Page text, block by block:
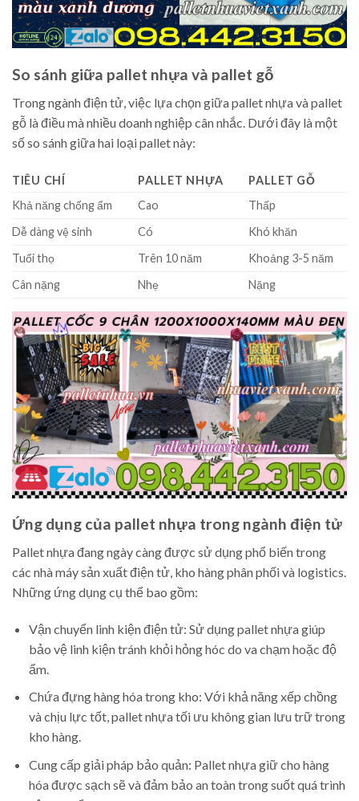
So sánh giữa pallet nhựa và pallet gỗ
Trong ngành điện tử, việc lựa chọn giữa pallet nhựa và pallet
gỗ là điều mà nhiều doanh nghiệp cân nhắc. Dưới đây là một
số so sánh giữa hai loại pallet này:
TIÊU CHÍ PALLET NHỰA
PALLET GỖ
Khả năng chống ẩm
Cao
Thấp
Dễ dàng vệ sinh
Có
Khó khăn
Tuổi thọ
Trên 10 năm
Khoảng 3-5 năm
Cân nặng
Nhẹ Nặng
Ứng dụng của pallet nhựa trong ngành điện tử
Pallet nhựa đang ngày càng được sử dụng phổ biến trong
các nhà máy sản xuất điện tử, kho hàng phân phối và logistics.
Những ứng dụng cụ thể bao gồm:
Vận chuyển linh kiện điện tử: Sử dụng pallet nhựa giúp
bảo vệ linh kiện tránh khỏi hỏng hóc do va chạm hoặc độ
ẩm.
Chứa đựng hàng hóa trong kho: Với khả năng xếp chồng
và chịu lực tốt, pallet nhựa tối ưu không gian lưu trữ trong
kho hàng.
Cung cấp giải pháp bảo quản: Pallet nhựa giữ cho hàng
hóa được sạch sẽ và đảm bảo an toàn trong suốt quá trình